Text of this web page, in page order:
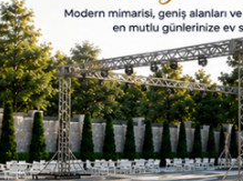
Bakan Fatih Kacır’ın katıldığı
ve HG Hospital’ın 1. Yılının
Hanım Bulvarı’nda
Kütüphanesi ve Deneyim